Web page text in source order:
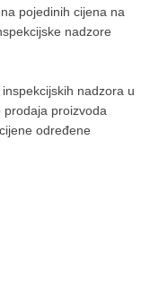
pojedinih cijena na
nadzore
nadzora u
proizvoda
određene